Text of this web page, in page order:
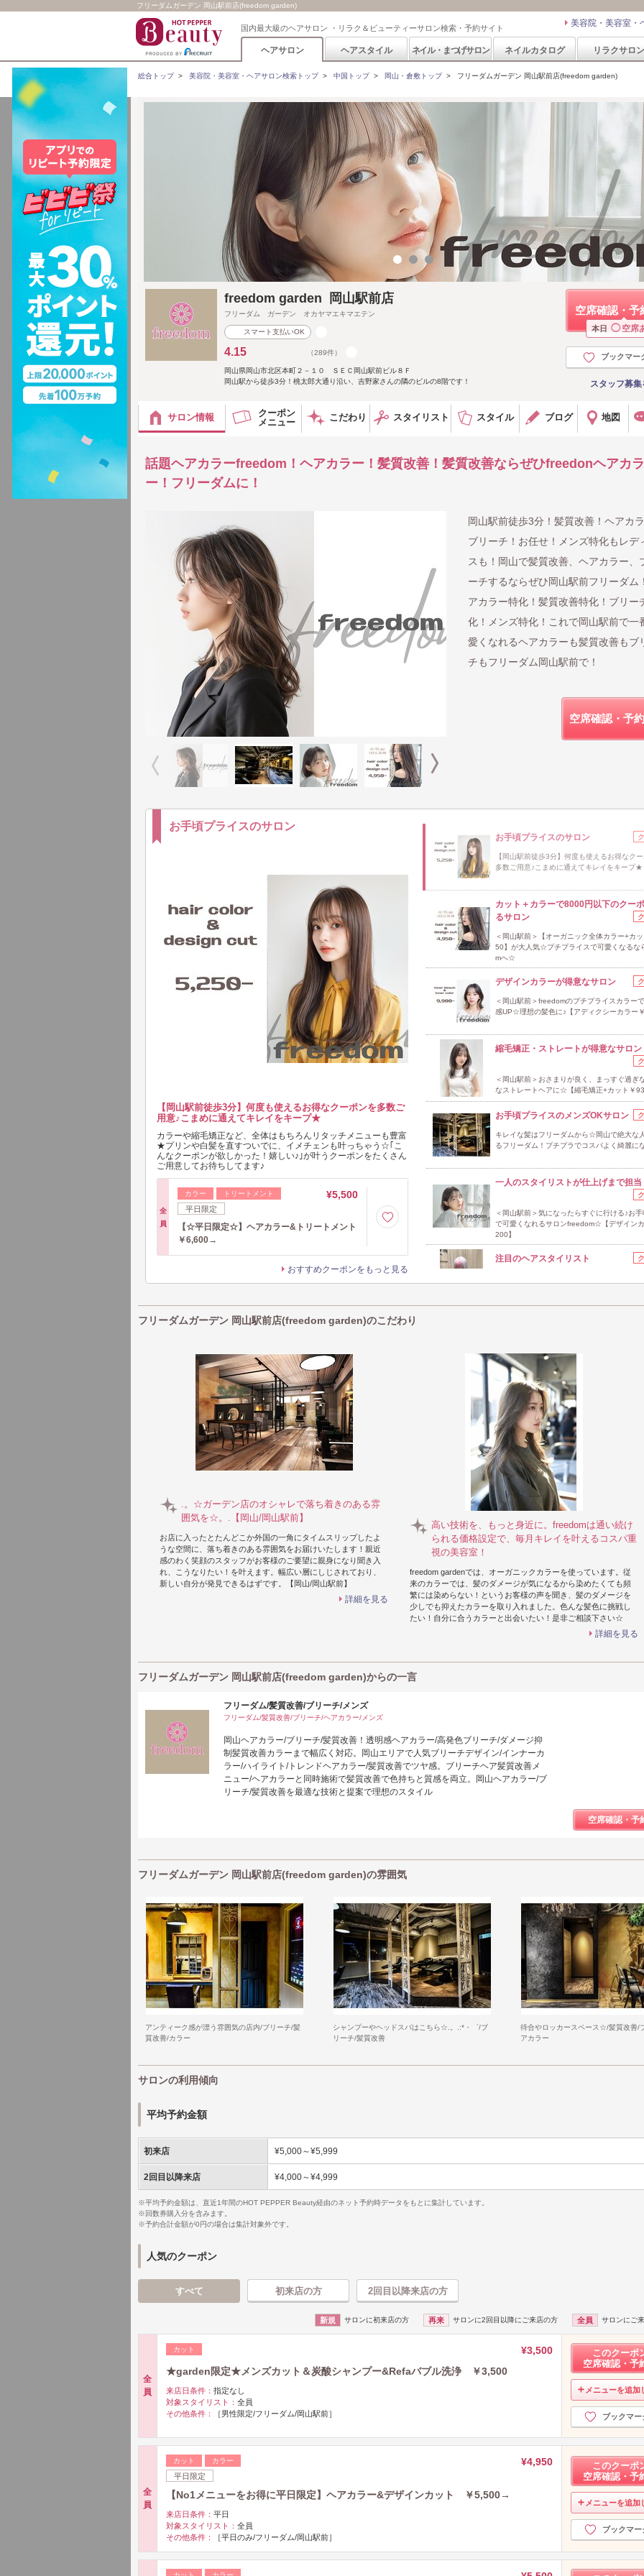
フリーダムガーデン 岡山駅前店(freedom garden)
国内最大級のヘアサロン ・リラク＆ビューティーサロン検索・予約サイト 美容院・美容室・
ヘアサロン ヘアスタイル ネイル・まつげサロン ネイルカタログ リラクサロン
総合トップ> 美容院・美容室・ヘアサロン検索トップ> 中国トップ> 岡山・倉敷トップ> フリーダムガーデン 岡山駅前店(freedom garden)
空席確認・予
本日 ◯ 空席
ブックマー
スタッフ募
freedom garden 岡山駅前店
フリーダム ガーデン オカヤマエキマエテン
スマート支払いOK
4.15 （289件）
岡山県岡山市北区本町２－１０ ＳＥＣ岡山駅前ビル８Ｆ
岡山駅から徒歩3分！桃太郎大通り沿い、吉野家さんの隣のビルの8階です！
サロン情報
クーポン
メニュー
こだわり スタイリスト スタイル ブログ 地図
話題ヘアカラーfreedom！ヘアカラー！髪質改善！髪質改善ならぜひfreedonヘアカラ
ー！フリーダムに！
岡山駅前徒歩3分！髪質改善！ヘアカ
ブリーチ！お任せ！メンズ特化もレデ
スも！岡山で髪質改善、ヘアカラー、
ーチするならぜひ岡山駅前フリーダム
アカラー特化！髪質改善特化！ブリー
化！メンズ特化！これで岡山駅前で一
愛くなれるヘアカラーも髪質改善もブ
チもフリーダム岡山駅前で！
空席確認・予
お手頃プライスのサロン
【岡山駅前徒歩3分】何度も使えるお得なクーポンを多数ご
用意♪こまめに通えてキレイをキープ★
カラーや縮毛矯正など、全体はもちろんリタッチメニューも豊富
★プリンや白髪を直すついでに、イメチェンも叶っちゃう☆｢こ
んなクーポンが欲しかった！嬉しい♪｣が叶うクーポンをたくさん
ご用意してお待ちしてます♪
全
員
カラー トリートメント
平日限定
¥5,500
【☆平日限定☆】ヘアカラー&トリートメント
￥6,600→
おすすめクーポンをもっと見る
お手頃プライスのサロン
【岡山駅前徒歩3分】何度も使えるお得なク
多数ご用意♪こまめに通えてキレイをキープ★
カット＋カラーで8000円以下のクー
るサロン
＜岡山駅前＞【オーガニック全体カラー+カ
50】が大人気☆プチプライスで可愛くなるな
mへ☆
デザインカラーが得意なサロン
＜岡山駅前＞freedomのプチプライスカラー
感UP☆理想の髪色に♪【アディクシーカラー
縮毛矯正・ストレートが得意なサロン
＜岡山駅前＞おさまりが良く、まっすぐ過ぎ
なストレートヘアに☆【縮毛矯正+カット￥
お手頃プライスのメンズOKサロン
キレイな髪はフリーダムから☆岡山で絶大な
るフリーダム！プチプラでコスパよく綺麗に
一人のスタイリストが仕上げまで担当
＜岡山駅前＞気になったらすぐに行ける♪お
で可愛くなれるサロンfreedom☆【デザイン
200】
注目のヘアスタイリスト
フリーダムガーデン 岡山駅前店(freedom garden)のこだわり
.。☆ガーデン店のオシャレで落ち着きのある雰
囲気を☆。.【岡山/岡山駅前】
お店に入ったとたんどこか外国の一角にタイムスリップしたよ
うな空間に、落ち着きのある雰囲気をお届けいたします！親近
感のわく笑顔のスタッフがお客様のご要望に親身になり聞き入
れ、こうなりたい！を叶えます。幅広い層にしじされており、
新しい自分が発見できるはずです。【岡山/岡山駅前】
詳細を見る
高い技術を、もっと身近に。freedomは通い続け
られる価格設定で、毎月キレイを叶えるコスパ重
視の美容室！
freedom gardenでは、オーガニックカラーを使っています。従
来のカラーでは、髪のダメージが気になるから染めたくても頻
繁には染めらない！というお客様の声を聞き、髪のダメージを
少しでも抑えたカラーを取り入れました。色んな髪色に挑戦し
たい！自分に合うカラーと出会いたい！是非ご相談下さい☆
詳細を見る
フリーダムガーデン 岡山駅前店(freedom garden)からの一言
フリーダム/髪質改善/ブリーチ/メンズ
フリーダム/髪質改善/ブリーチ/ヘアカラー/メンズ
岡山ヘアカラー/ブリーチ/髪質改善！透明感ヘアカラー/高発色ブリーチ/ダメージ抑
制髪質改善カラーまで幅広く対応。岡山エリアで人気ブリーチデザイン/インナーカ
ラー/ハイライト/トレンドヘアカラー/髪質改善でツヤ感。ブリーチヘア髪質改善メ
ニュー/ヘアカラーと同時施術で髪質改善で色持ちと質感を両立。岡山ヘアカラー/ブ
リーチ/髪質改善を最適な技術と提案で理想のスタイル
空席確認・予
フリーダムガーデン 岡山駅前店(freedom garden)の雰囲気
アンティーク感が漂う雰囲気の店内/ブリーチ/髪
質改善/カラー
シャンプーやヘッドスパはこちら☆.。.:*・゜/ブ
リーチ/髪質改善
待合やロッカースペース☆/髪質改善/
アカラー
サロンの利用傾向
平均予約金額
初来店 ¥5,000～¥5,999
2回目以降来店 ¥4,000～¥4,999
※平均予約金額は、直近1年間のHOT PEPPER Beauty経由のネット予約時データをもとに集計しています。
※回数券購入分を含みます。
※予約合計金額が0円の場合は集計対象外です。
人気のクーポン
すべて 初来店の方 2回目以降来店の方
新規 サロンに初来店の方 再来 サロンに2回目以降にご来店の方 全員 サロンにご
全
員
カット
¥3,500
★garden限定★メンズカット＆炭酸シャンプー&Refaバブル洗浄 ￥3,500
来店日条件： 指定なし
対象スタイリスト： 全員
その他条件：
［男性限定/フリーダム/岡山駅前］
このクーポ
空席確認・予
メニューを追加
ブックマー
全
員
カット カラー
平日限定
¥4,950
【No1メニューをお得に平日限定】ヘアカラー&デザインカット ￥5,500→
来店日条件： 平日
対象スタイリスト： 全員
その他条件：
［平日のみ/フリーダム/岡山駅前］
このクーポ
空席確認・予
メニューを追加
ブックマー